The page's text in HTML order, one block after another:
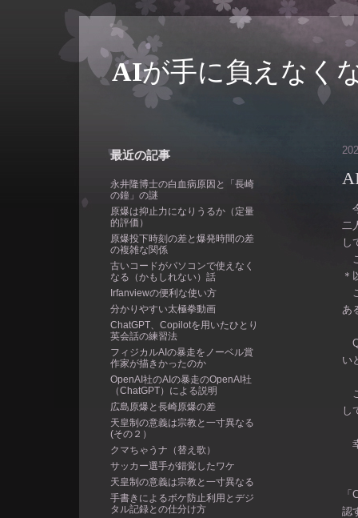
AIが手に負えなく
最近の記事
永井隆博士の白血病原因と「長崎
の鐘」の謎
原爆は抑止力になりうるか（定量
的評価）
原爆投下時刻の差と爆発時間の差
の複雑な関係
古いコードがパソコンで使えなく
なる（かもしれない）話
Irfanviewの便利な使い方
分かりやすい太極拳動画
ChatGPT、Copilotを用いたひとり
英会話の練習法
フィジカルAIの暴走をノーベル賞
作家が描きかったのか
OpenAI社のAIの暴走のOpenAI社
（ChatGPT）による説明
広島原爆と長崎原爆の差
天皇制の意義は宗教と一寸異なる
(その２）
クマちゃうナ（替え歌）
サッカー選手が錯覚したワケ
天皇制の意義は宗教と一寸異なる
手書きによるボケ防止利用とデジ
タル記録との仕分け方
二
し
＊
あ
い
し
認